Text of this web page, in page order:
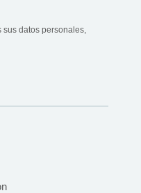
sus datos personales,